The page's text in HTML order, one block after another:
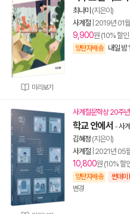
미리보기
최나미 (지은이)
사계절 2019년 01월
9,900원 (10% 할
양탄자배송 내일 밤
사계절문학상 20주
학교 안에서 -사
김혜정 (지은이)
사계절 2021년 05
10,800원 (10% 할
양탄자배송 썬데
변경